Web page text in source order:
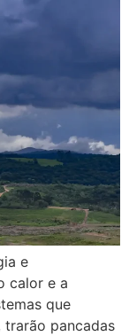
e
calor e a
que
pancadas